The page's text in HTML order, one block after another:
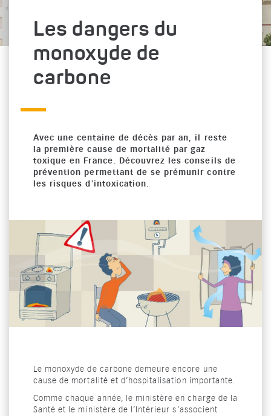
Les dangers du
monoxyde de
carbone
Avec une centaine de décès par an, il reste
la première cause de mortalité par gaz
toxique en France. Découvrez les conseils de
prévention permettant de se prémunir contre
les risques d'intoxication.
Le monoxyde de carbone demeure encore une
cause de mortalité et d’hospitalisation importante.
Comme chaque année, le ministère en charge de la
Santé et le ministère de l’Intérieur s’associent